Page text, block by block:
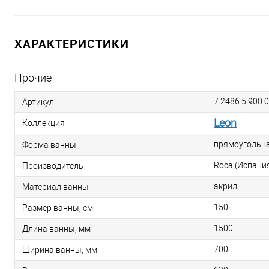
ХАРАКТЕРИСТИКИ
Прочие
Артикул 7.2486.5.900.0
Коллекция Leon
Форма ванны
Производитель Roca
Материал ванны акрил
Размер ванны, см 150
Длина ванны, мм 1500
Ширина ванны, мм 700